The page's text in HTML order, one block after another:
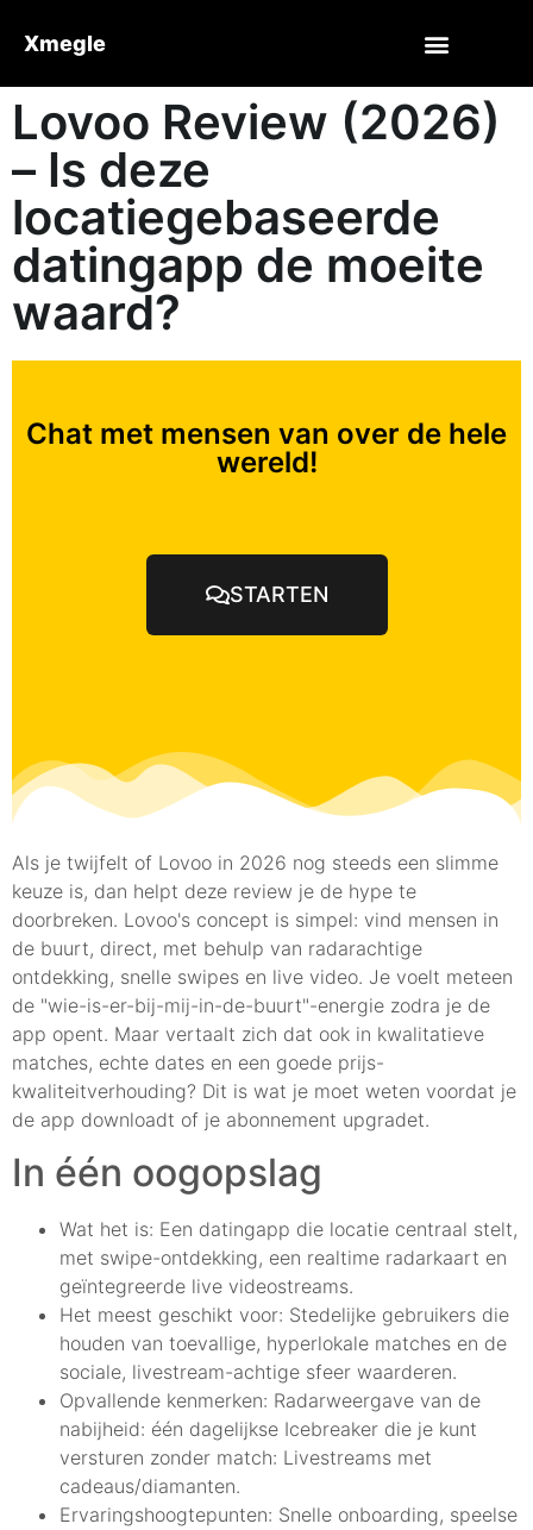
Xmegle
Lovoo Review (2026)
– Is deze
locatiegebaseerde
datingapp de moeite
waard?
Chat met mensen van over de hele
wereld!
STARTEN
Als je twijfelt of Lovoo in 2026 nog steeds een slimme
keuze is, dan helpt deze review je de hype te
doorbreken. Lovoo's concept is simpel: vind mensen in
de buurt, direct, met behulp van radarachtige
ontdekking, snelle swipes en live video. Je voelt meteen
de "wie-is-er-bij-mij-in-de-buurt"-energie zodra je de
app opent. Maar vertaalt zich dat ook in kwalitatieve
matches, echte dates en een goede prijs-
kwaliteitverhouding? Dit is wat je moet weten voordat je
de app downloadt of je abonnement upgradet.
In één oogopslag
Wat het is: Een datingapp die locatie centraal stelt,
met swipe-ontdekking, een realtime radarkaart en
geïntegreerde live videostreams.
Het meest geschikt voor: Stedelijke gebruikers die
houden van toevallige, hyperlokale matches en de
sociale, livestream-achtige sfeer waarderen.
Opvallende kenmerken: Radarweergave van de
nabijheid: één dagelijkse Icebreaker die je kunt
versturen zonder match: Livestreams met
cadeaus/diamanten.
Ervaringshoogtepunten: Snelle onboarding, speelse